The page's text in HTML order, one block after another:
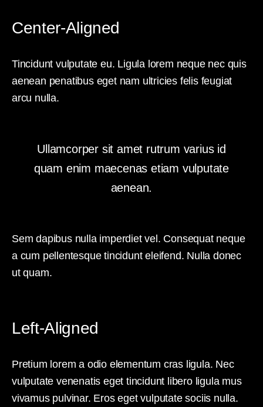
Center-Aligned
Tincidunt vulputate eu. Ligula lorem neque nec quis
aenean penatibus eget nam ultricies felis feugiat
arcu nulla.
Ullamcorper sit amet rutrum varius id
quam enim maecenas etiam vulputate
aenean.
Sem dapibus nulla imperdiet vel. Consequat neque
a cum pellentesque tincidunt eleifend. Nulla donec
ut quam.
Left-Aligned
Pretium lorem a odio elementum cras ligula. Nec
vulputate venenatis eget tincidunt libero ligula mus
vivamus pulvinar. Eros eget vulputate sociis nulla.